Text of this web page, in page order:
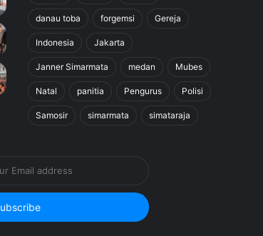
danau toba forgemsi Gereja
Indonesia Jakarta
Janner Simarmata medan Mubes
Natal panitia Pengurus Polisi
Samosir simarmata simataraja